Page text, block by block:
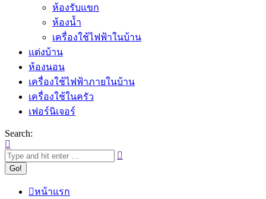
ห้องรับแขก
ห้องน้ำ
เครื่องใช้ไฟฟ้าในบ้าน
แต่งบ้าน
ห้องนอน
เครื่องใช้ไฟฟ้าภายในบ้าน
เครื่องใช้ในครัว
เฟอร์นิเจอร์
Search:
หน้าแรก